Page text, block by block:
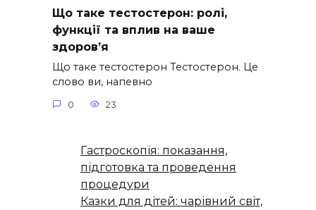
Що таке тестостерон: ролі,
функції та вплив на ваше
здоров’я
Що таке тестостерон Тестостерон. Це
слово ви, напевно
0 23
Гастроскопія: показання,
підготовка та проведення
процедури
Казки для дітей: чарівний світ,